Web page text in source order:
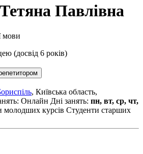
Павлівна
мови
(досвід 6 років)
, Київська область,
Онлайн Дні занять: пн, вт, ср, чт,
молодших курсів Студенти старших